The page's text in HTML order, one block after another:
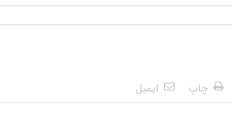
چاپ ایمیل